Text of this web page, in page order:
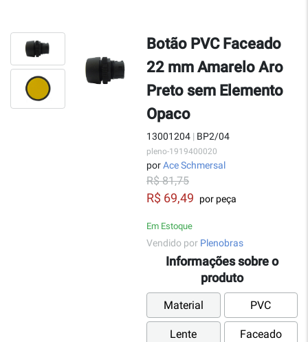
Botão PVC Faceado
22 mm Amarelo Aro
Preto sem Elemento
Opaco
13001204 | BP2/04
pleno-1919400020
porAce Schmersal
R$ 81,75
R$ 69,49 por peça
Em Estoque
Vendido por Plenobras
Informações sobre o
produto
Material PVC
Lente Faceado